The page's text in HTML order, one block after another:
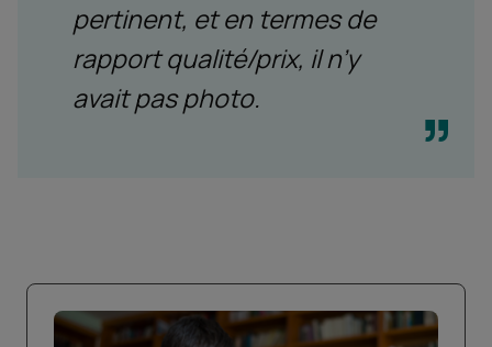
pertinent, et en termes de
rapport qualité/prix, il n’y
avait pas photo.